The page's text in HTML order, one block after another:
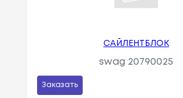
САЙЛЕНТБЛОК
swag 20790025
Заказать